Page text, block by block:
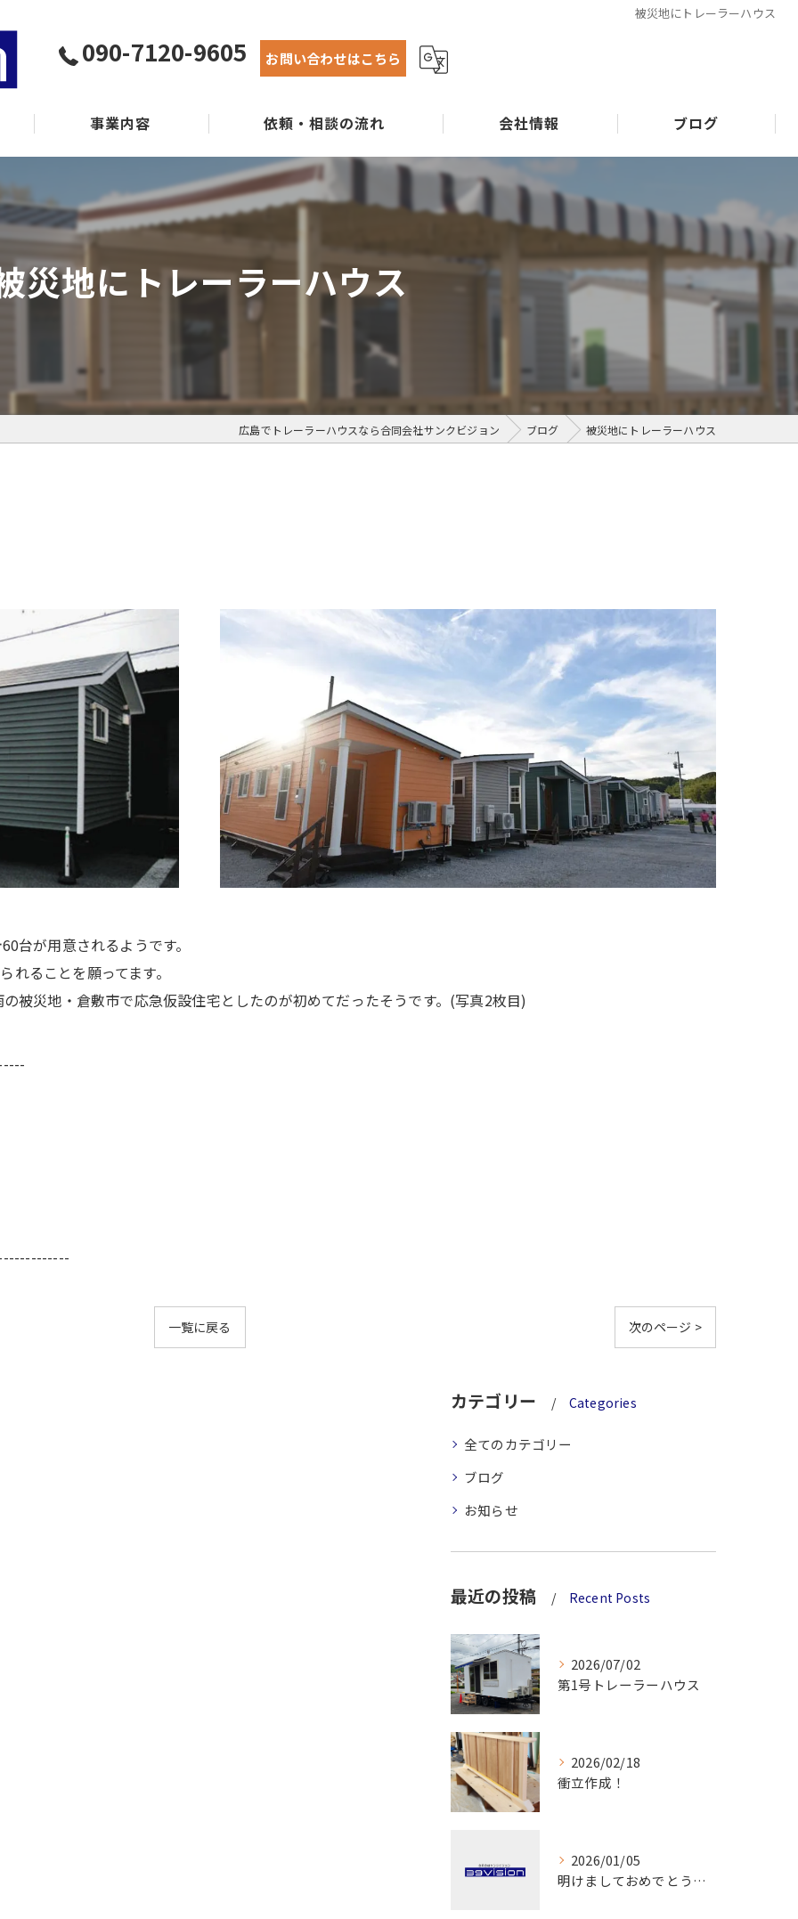
被災地にトレーラーハウス
090-7120-9605 お問い合わせはこちら
事業内容
よくある質問
依頼・相談の流れ 会社情報 ブログ
災地にトレーラーハウス
広島でトレーラーハウスなら合同会社サンクビジョン ブログ 被災地にトレーラーハウス
台が用意されるようです。
ることを願ってます。
被災地・倉敷市で応急仮設住宅としたのが初めてだったそうです。(写真2枚目)
一覧に戻る 次のページ >
カテゴリー Categories
全てのカテゴリー
ブログ
お知らせ
最近の投稿 Recent Posts
2026/07/02
第1号トレーラーハウス
2026/02/18
衝立作成！
2026/01/05
明けましておめでとうございます！